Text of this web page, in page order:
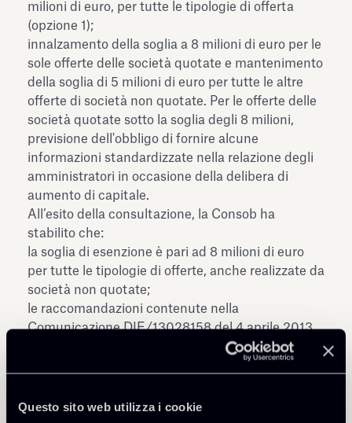
Questo sito web utilizza i cookie
milioni di euro, per tutte le tipologie di offerta
(opzione 1);
innalzamento della soglia a 8 milioni di euro per le
sole offerte delle società quotate e mantenimento
della soglia di 5 milioni di euro per tutte le altre
offerte di società non quotate. Per le offerte delle
società quotate sotto la soglia degli 8 milioni,
previsione dell'obbligo di fornire alcune
informazioni standardizzate nella relazione degli
amministratori in occasione della delibera di
aumento di capitale.
All’esito della consultazione, la Consob ha
stabilito che:
la soglia di esenzione è pari ad 8 milioni di euro
per tutte le tipologie di offerte, anche realizzate da
società non quotate;
le raccomandazioni contenute nella
Comunicazione DIE/13028158 del 4 aprile 2013
in materia di informazioni da fornire nella
relazione degli amministratori per le delibere di
prospetto diventano un obbligo regolamentare